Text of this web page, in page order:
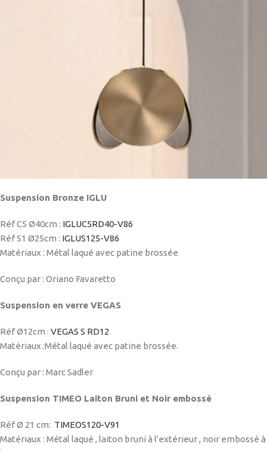
Suspension Bronze IGLU
Réf C5 Ø40cm : IGLUC5RD40-V86
Réf S1 Ø25cm : IGLUS125-V86
Matériaux : Métal laqué avec patine brossée
Conçu par : Oriano Favaretto
Suspension en verre VEGAS
Réf Ø12cm : VEGAS S RD12
Matériaux :Métal laqué avec patine brossée.
Conçu par : Marc Sadler
Suspension TIMEO Laiton Bruni et Noir embossé
Réf Ø 21 cm: TIMEOS120-V91
Matériaux : Métal laqué , laiton bruni à l'extérieur, noir embossé à